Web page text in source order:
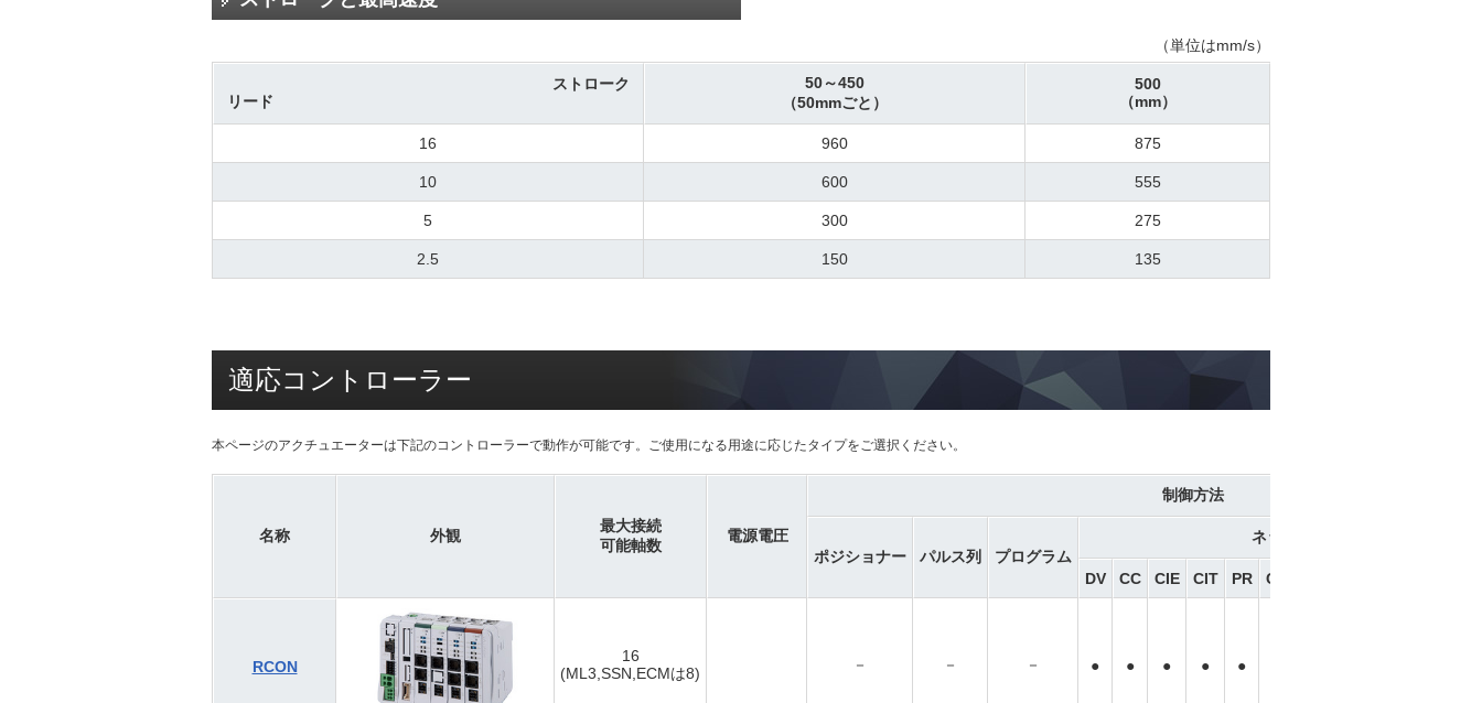
（単位はmm/s）
ストローク
リード
50～450
（50mmごと）
500
（mm）
16 960 875
10 600 555
5 300 275
2.5 150 135
適応コントローラー
本ページのアクチュエーターは下記のコントローラーで動作が可能です。ご使用になる用途に応じたタイプをご選択ください。
名称 外観
最大接続
可能軸数
電源電圧
制御方法
ポジショナー パルス列 プログラム
ネットワーク ※選択
DV CC CIE CIT PR CN
RCON
16
(ML3,SSN,ECMは8)
－ － － ● ● ● ● ●